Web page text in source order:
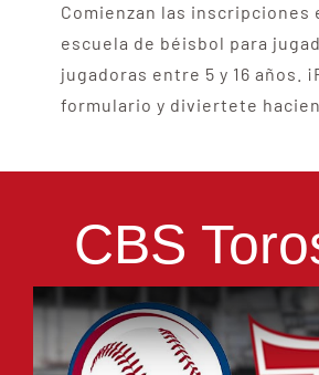
Comienzan las inscripciones
escuela de béisbol para
jugadoras entre 5 y 16 años.
formulario y diviertete
CBS